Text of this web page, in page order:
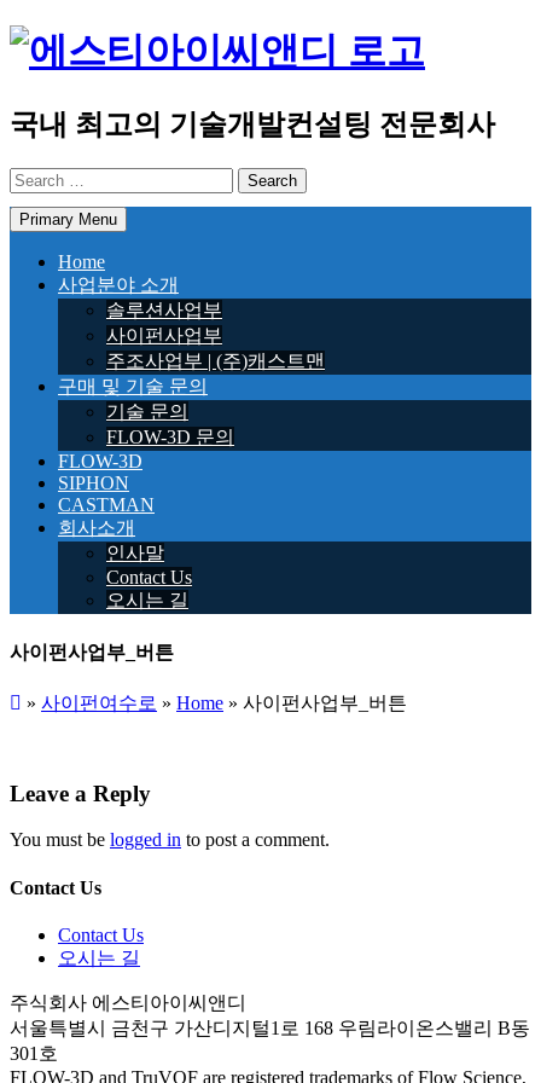
Skip
국내 최고의 기술개발컨설팅 전문회사
Search
for:
Primary Menu
Home
사업분야 소개
솔루션사업부
사이펀사업부
주조사업부 | (주)캐스트맨
구매 및 기술 문의
기술 문의
FLOW-3D 문의
FLOW-3D
SIPHON
CASTMAN
회사소개
인사말
Contact Us
오시는 길
사이펀사업부_버튼
» 사이펀여수로 » Home » 사이펀사업부_버튼
Leave a Reply
You must be logged in to post a comment.
Contact Us
Contact Us
오시는 길
주식회사 에스티아이씨앤디
서울특별시 금천구 가산디지털1로 168 우림라이온스밸리 B동
301호
FLOW-3D and TruVOF are registered trademarks of Flow Science,